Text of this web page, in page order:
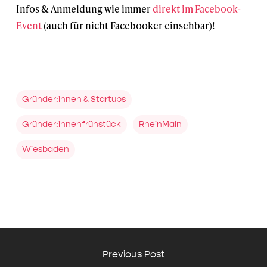
Infos & Anmeldung wie immerdirekt im Facebook-
Event(auch für nicht Facebooker einsehbar)!
Gründer:innen & Startups
Gründer:innenfrühstück RheinMain
Wiesbaden
Previous Post